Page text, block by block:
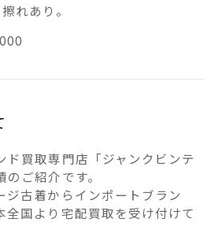
れあり。
ド買取専門店「ジャンクビンテ
ご紹介です。
ジ古着からインポートブラン
全国より宅配買取を受け付けて